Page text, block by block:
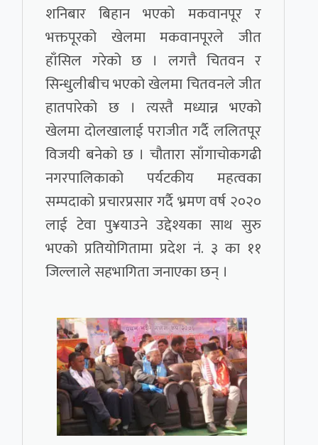
शनिबार बिहान भएको मकवानपूर र
भक्तपूरको खेलमा मकवानपूरले जीत
हाँसिल गरेको छ । लगत्तै चितवन र
सिन्धुलीबीच भएको खेलमा चितवनले जीत
हातपारेको छ । त्यस्तै मध्यान्न भएको
खेलमा दोलखालाई पराजीत गर्दै ललितपूर
विजयी बनेको छ । चौतारा साँगाचोकगढी
नगरपालिकाको पर्यटकीय महत्वका
सम्पदाको प्रचारप्रसार गर्दै भ्रमण वर्ष २०२०
लाई टेवा पु¥याउने उद्देश्यका साथ सुरु
भएको प्रतियोगितामा प्रदेश नं. ३ का ११
जिल्लाले सहभागिता जनाएका छन् ।